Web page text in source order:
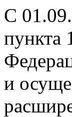
С
пункта
и